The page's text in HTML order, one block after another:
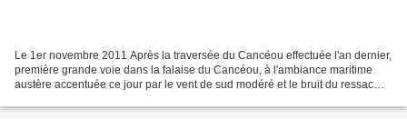
Le 1er novembre 2011 Après la traversée du Cancéou effectuée l'an dernier,
première grande voie dans la falaise du Cancéou, à l'ambiance maritime
austère accentuée ce jour par le vent de sud modéré et le bruit du ressac